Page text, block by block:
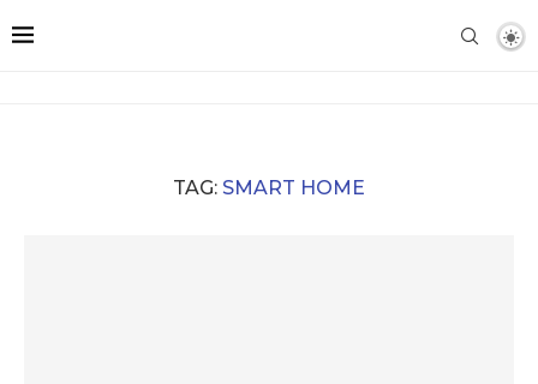
TAG: SMART HOME